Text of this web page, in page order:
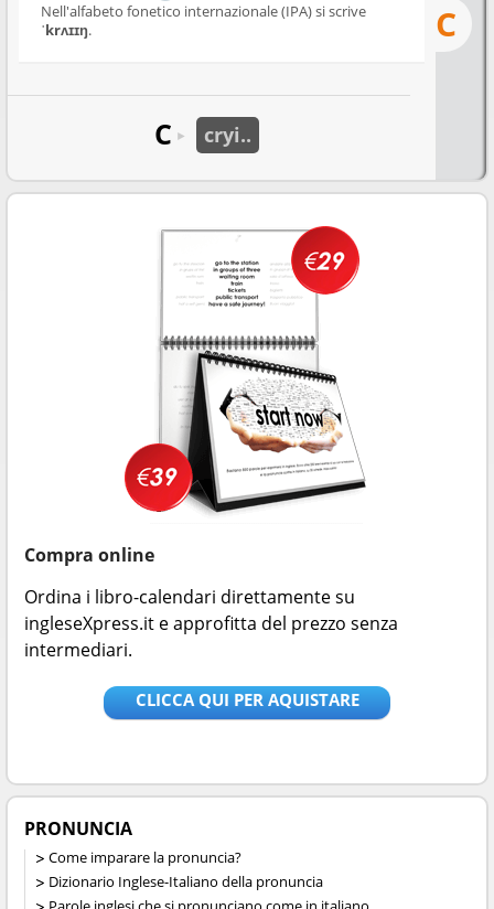
C
Nell'alfabeto fonetico internazionale (IPA) si scrive
ˈkrʌɪɪŋ.
C ► cryi..
Compra online
Ordina i libro-calendari direttamente su
ingleseXpress.it e approfitta del prezzo senza
intermediari.
CLICCA QUI PER AQUISTARE
PRONUNCIA
Come imparare la pronuncia?
Dizionario Inglese-Italiano della pronuncia